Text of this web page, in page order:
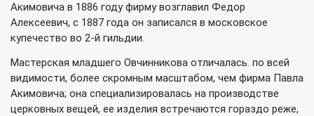
Акимовича в 1886 году фирму возглавил Федор
Алексеевич, с 1887 года он записался в московское
купечество во 2-й гильдии.
Мастерская младшего Овчинникова отличалась. по всей
видимости, более скромным масштабом, чем фирма Павла
Акимовича; она специализировалась на производстве
церковных вещей, ее изделия встречаются гораздо реже,